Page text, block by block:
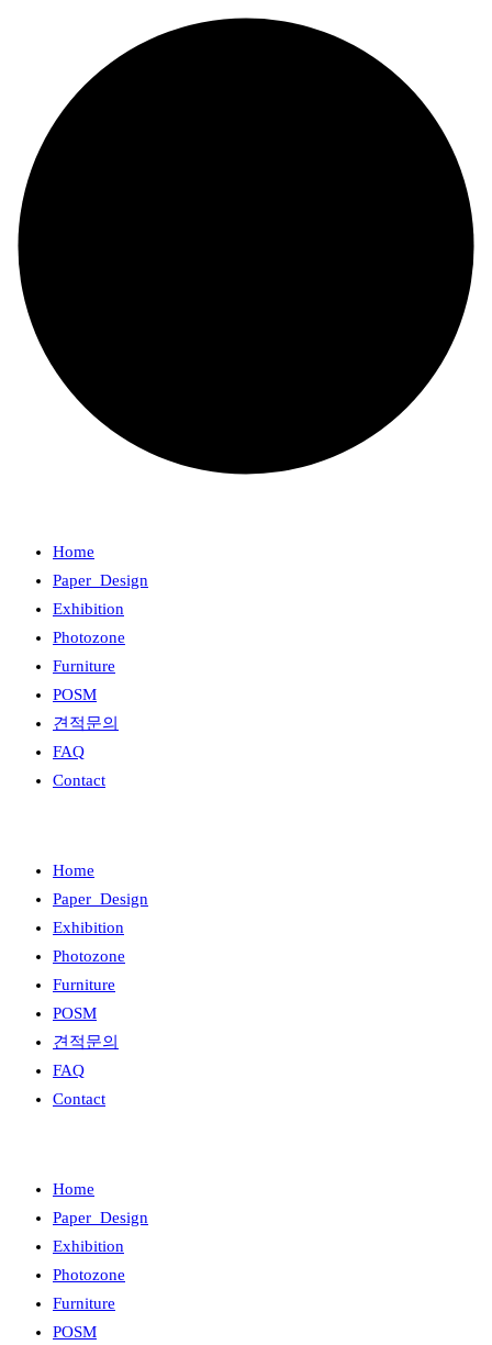
Home
Paper_Design
Exhibition
Photozone
Furniture
POSM
견적문의
FAQ
Contact
Home
Paper_Design
Exhibition
Photozone
Furniture
POSM
견적문의
FAQ
Contact
Home
Paper_Design
Exhibition
Photozone
Furniture
POSM